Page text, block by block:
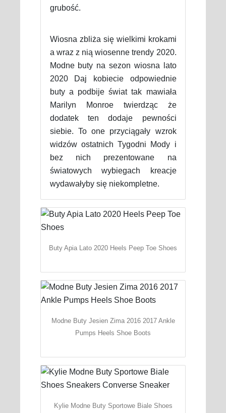
grubość.
Wiosna zbliża się wielkimi krokami
a wraz z nią wiosenne trendy 2020.
Modne buty na sezon wiosna lato
2020 Daj kobiecie odpowiednie
buty a podbije świat tak mawiała
Marilyn Monroe twierdząc że
dodatek ten dodaje pewności
siebie. To one przyciągały wzrok
widzów ostatnich Tygodni Mody i
bez nich prezentowane na
światowych wybiegach kreacje
wydawałyby się niekompletne.
Buty Apia Lato 2020 Heels Peep Toe Shoes
Modne Buty Jesien Zima 2016 2017 Ankle
Pumps Heels Shoe Boots
Kylie Modne Buty Sportowe Biale Shoes